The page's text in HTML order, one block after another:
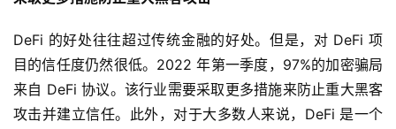
DeFi 的好处往往超过传统金融的好处。但是，对 DeFi 项
目的信任度仍然很低。2022 年第一季度，97%的加密骗局
来自 DeFi 协议。该行业需要采取更多措施来防止重大黑客
攻击并建立信任。此外，对于大多数人来说，DeFi 是一个